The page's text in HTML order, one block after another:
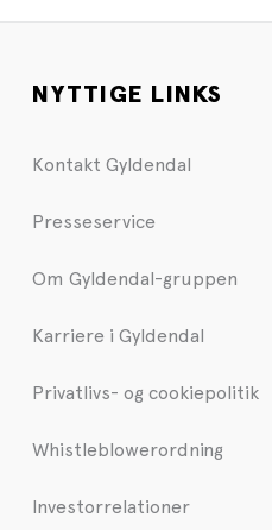
NYTTIGE LINKS
Kontakt Gyldendal
Presseservice
Om Gyldendal-gruppen
Karriere i Gyldendal
Privatlivs- og cookiepolitik
Whistleblowerordning
Investorrelationer